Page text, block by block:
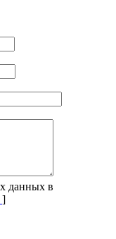
данных в
]